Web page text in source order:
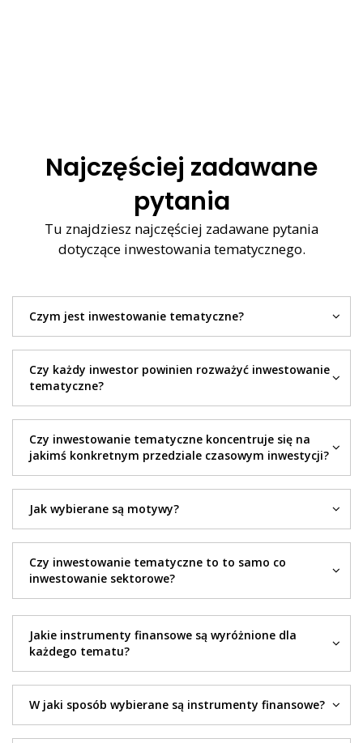
Najczęściej zadawane
pytania
Tu znajdziesz najczęściej zadawane pytania
dotyczące inwestowania tematycznego.
Czym jest inwestowanie tematyczne?
Czy każdy inwestor powinien rozważyć inwestowanie
tematyczne?
Czy inwestowanie tematyczne koncentruje się na
jakimś konkretnym przedziale czasowym inwestycji?
Jak wybierane są motywy?
Czy inwestowanie tematyczne to to samo co
inwestowanie sektorowe?
Jakie instrumenty finansowe są wyróżnione dla
każdego tematu?
W jaki sposób wybierane są instrumenty finansowe?